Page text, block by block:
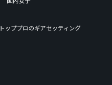
トッププロのギアセッティング